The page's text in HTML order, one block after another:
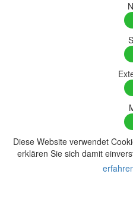
Diese Website verwendet
erklären Sie sich damit